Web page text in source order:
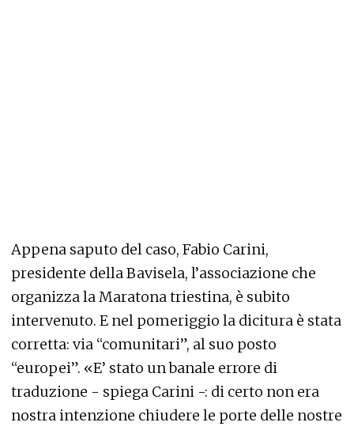
Appena saputo del caso, Fabio Carini,
presidente della Bavisela, l’associazione che
organizza la Maratona triestina, è subito
intervenuto. E nel pomeriggio la dicitura è stata
corretta: via “comunitari”, al suo posto
“europei”. «E’ stato un banale errore di
traduzione - spiega Carini -: di certo non era
nostra intenzione chiudere le porte delle nostre